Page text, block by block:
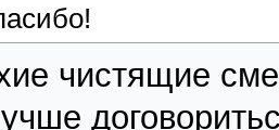
чистящие